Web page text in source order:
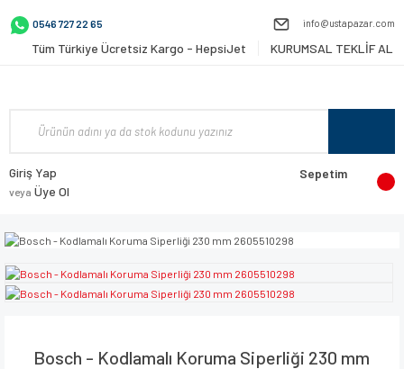
0546 727 22 65 info@ustapazar.com
Tüm Türkiye Ücretsiz Kargo - HepsiJet KURUMSAL TEKLİF AL
Giriş Yap
veya Üye Ol
Sepetim
Bosch - Kodlamalı Koruma Siperliği 230 mm